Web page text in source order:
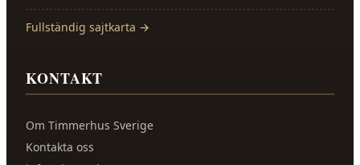
Fullständig sajtkarta →
KONTAKT
Om Timmerhus Sverige
Kontakta oss